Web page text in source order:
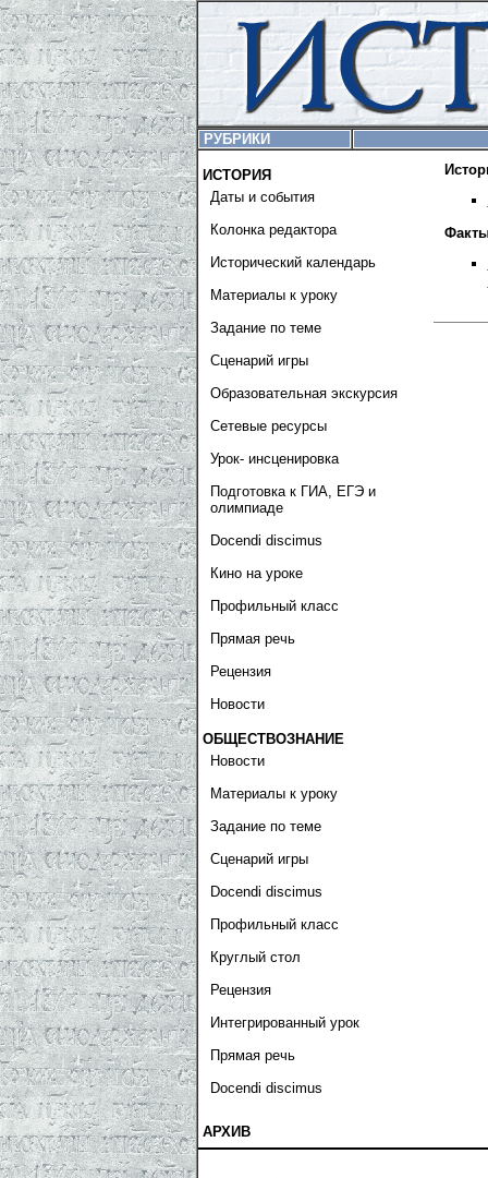
РУБРИКИ
ИСТОРИЯ
Даты и события
Колонка редактора
Исторический календарь
Материалы к уроку
Задание по теме
Сценарий игры
Образовательная экскурсия
Сетевые ресурсы
Урок- инсценировка
Подготовка к ГИА, ЕГЭ и
олимпиаде
Docendi discimus
Кино на уроке
Профильный класс
Прямая речь
Рецензия
Новости
ОБЩЕСТВОЗНАНИЕ
Новости
Материалы к уроку
Задание по теме
Сценарий игры
Docendi discimus
Профильный класс
Круглый стол
Рецензия
Интегрированный урок
Прямая речь
Docendi discimus
АРХИВ